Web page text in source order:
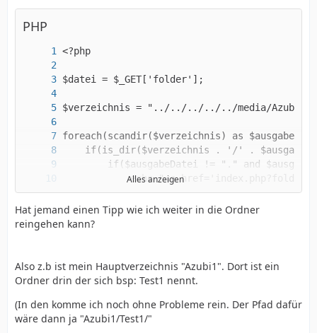
PHP
?>
Alles anzeigen
Hat jemand einen Tipp wie ich weiter in die Ordner
reingehen kann?
Also z.b ist mein Hauptverzeichnis "Azubi1". Dort ist ein
Ordner drin der sich bsp: Test1 nennt.
(In den komme ich noch ohne Probleme rein. Der Pfad dafür
wäre dann ja "Azubi1/Test1/"